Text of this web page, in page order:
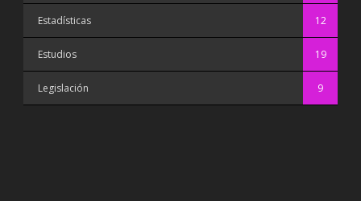
Estadísticas 12
Estudios 19
Legislación 9